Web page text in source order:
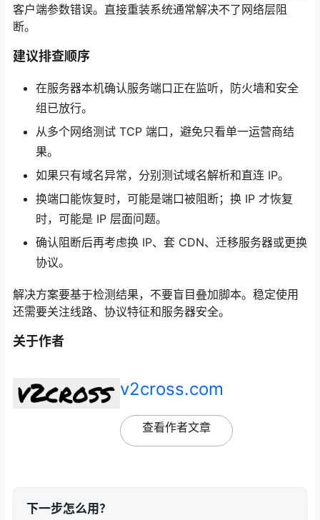
客户端参数错误。直接重装系统通常解决不了网络层阻
断。
建议排查顺序
在服务器本机确认服务端口正在监听，防火墙和安全
组已放行。
从多个网络测试 TCP 端口，避免只看单一运营商结
果。
如果只有域名异常，分别测试域名解析和直连 IP。
换端口能恢复时，可能是端口被阻断；换 IP 才恢复
时，可能是 IP 层面问题。
确认阻断后再考虑换 IP、套 CDN、迁移服务器或更换
协议。
解决方案要基于检测结果，不要盲目叠加脚本。稳定使用
还需要关注线路、协议特征和服务器安全。
关于作者
v2cross.com
查看作者文章
下一步怎么用？